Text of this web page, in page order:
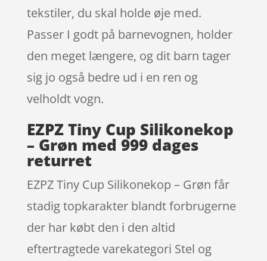
tekstiler, du skal holde øje med.
Passer I godt på barnevognen, holder
den meget længere, og dit barn tager
sig jo også bedre ud i en ren og
velholdt vogn.
EZPZ Tiny Cup Silikonekop
– Grøn med 999 dages
returret
EZPZ Tiny Cup Silikonekop – Grøn får
stadig topkarakter blandt forbrugerne
der har købt den i den altid
eftertragtede varekategori Stel og